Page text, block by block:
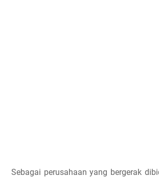
Sebagai perusahaan yang bergerak